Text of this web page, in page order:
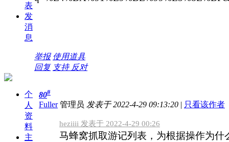
表
发
消
息
举报 使用道具
回复 支持 反对
个
人
资
料
主
80#
Fuller 管理员 发表于 2022-4-29 09:13:20 | 只看该作者
heziiii 发表于 2022-4-29 00:26
马蜂窝抓取游记列表，为根据操作为什